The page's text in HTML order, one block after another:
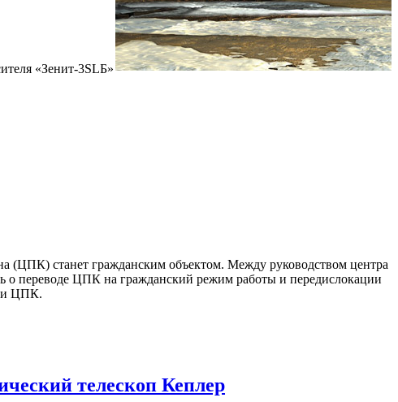
«Зенит-3SLБ»
(ЦПК) станет гражданским объектом. Между руководством центра
о переводе ЦПК на гражданский режим работы и передислокации
ЦПК.
телескоп Кеплер